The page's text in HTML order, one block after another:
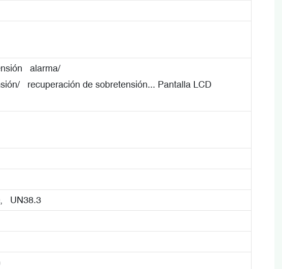
alarma/
recuperación de sobretensión... Pantalla LCD
UN38.3